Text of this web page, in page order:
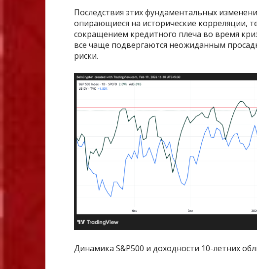
Последствия этих фундаментальных
опирающиеся на исторические корреляции,
сокращением кредитного плеча во время
все чаще подвергаются неожиданным
риски.
Динамика S&P500 и доходности 10-летних